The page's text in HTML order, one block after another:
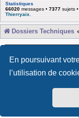
En poursuivant
l’utilisation de
Statistiques
66020 messages • 7377 sujets •
Thierryaix
Dossiers Techniques